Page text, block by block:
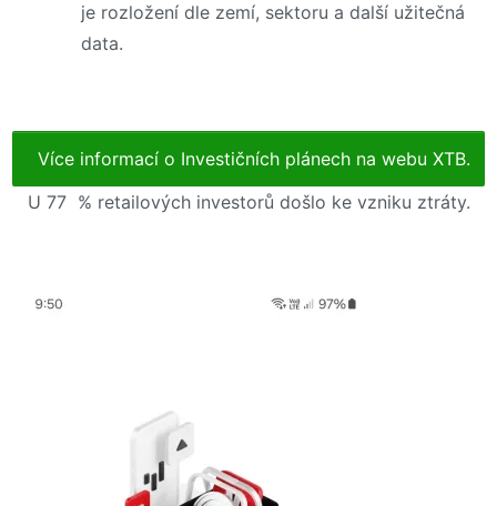
je rozložení dle zemí, sektoru a další užitečná
data.
Více informací o Investičních plánech na webu XTB.
U 77 % retailových investorů došlo ke vzniku ztráty.